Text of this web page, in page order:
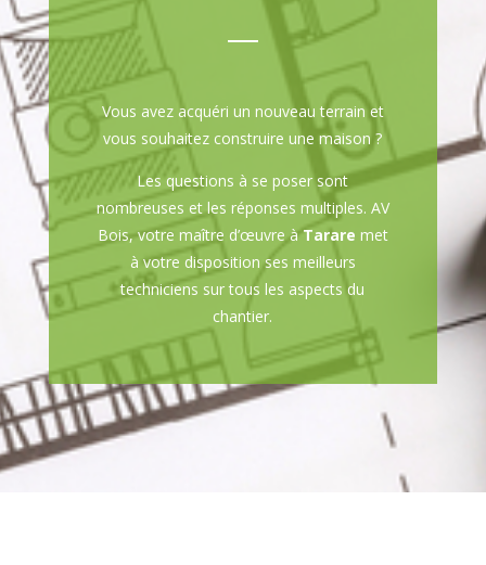
Vous avez acquéri un nouveau terrain et
vous souhaitez construire une maison ?
Les questions à se poser sont
nombreuses et les réponses multiples. AV
Bois, votre maître d’œuvre àTarare met
à votre disposition ses meilleurs
techniciens sur tous les aspects du
chantier.